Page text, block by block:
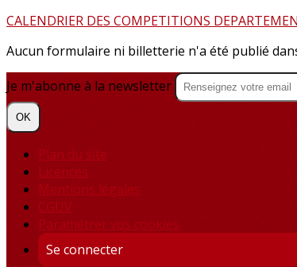
CALENDRIER DES COMPETITIONS
Aucun formulaire ni billetterie n'a été publié
Je m'abonne à la newsletter
OK
Plan du site
Licences
Mentions légales
CGUV
Paramétrer vos cookies
Se connecter